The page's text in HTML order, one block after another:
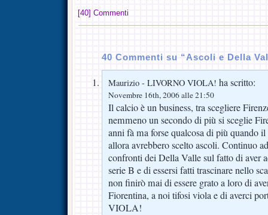
[40] Commenti
40 Commenti su “Ascoli e Della
Maurizio - LIVORNO VIOLA! ha scritto:
Novembre 16th, 2006 alle 21:50
Il calcio è un business, tra scegliere
nemmeno un secondo di più si sceglie
anni fà ma forse qualcosa di più quando
allora avrebbero scelto ascoli. Continuo
confronti dei Della Valle sul fatto di aver
serie B e di essersi fatti trascinare nello
non finirò mai di essere grato a loro di
Fiorentina, a noi tifosi viola e di averci
VIOLA!